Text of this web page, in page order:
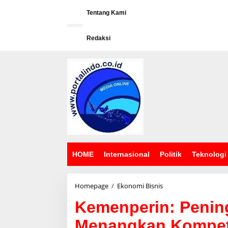
Tentang Kami
Redaksi
HOME Internasional Politik Teknologi
Homepage / Ekonomi Bisnis
m
e
n
Kemenperin: